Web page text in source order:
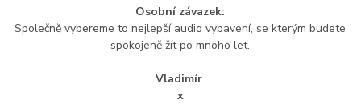
Osobní závazek:
Společně vybereme to nejlepší audio vybavení, se kterým budete
spokojeně žít po mnoho let.
Vladimír
x